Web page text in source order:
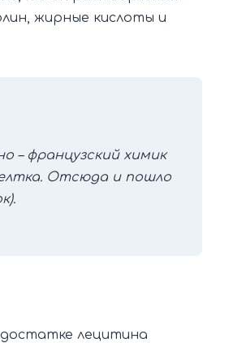
жирные кислоты и
– французский химик
Отсюда и пошло
лецитина